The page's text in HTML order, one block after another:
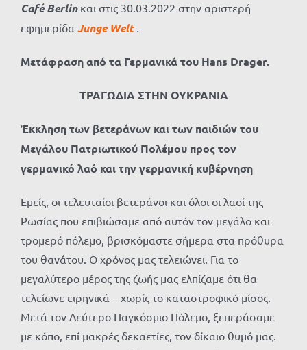
CaféBerlinκαι στις 30.03.2022 στην αριστερή
εφημερίδα Junge Welt .
Μετάφραση από τα Γερμανικά του Hans Drager.
ΤΡΑΓΩΔΙΑ ΣΤΗΝ ΟΥΚΡΑΝΙΑ
Έκκληση των βετεράνων και των παιδιών του
Μεγάλου Πατριωτικού Πολέμου προς τον
γερμανικό λαό και την γερμανική κυβέρνηση
Εμείς, οι τελευταίοι βετεράνοι και όλοι οι λαοί της
Ρωσίας που επιβιώσαμε από αυτόν τον μεγάλο και
τρομερό πόλεμο, βρισκόμαστε σήμερα στα πρόθυρα
του θανάτου. Ο χρόνος μας τελειώνει. Για το
μεγαλύτερο μέρος της ζωής μας ελπίζαμε ότι θα
τελείωνε ειρηνικά – χωρίς το καταστροφικό μίσος.
Μετά τον Δεύτερο Παγκόσμιο Πόλεμο, ξεπεράσαμε
με κόπο, επί μακρές δεκαετίες, τον δίκαιο θυμό μας.